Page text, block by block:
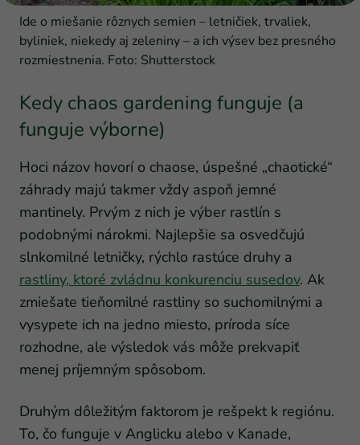
Ide o miešanie rôznych semien – letničiek, trvaliek,
byliniek, niekedy aj zeleniny – a ich výsev bez presného
rozmiestnenia. Foto: Shutterstock
Kedy chaos gardening funguje (a
funguje výborne)
Hoci názov hovorí o chaose, úspešné „chaotické“
záhrady majú takmer vždy aspoň jemné
mantinely. Prvým z nich je výber rastlín s
podobnými nárokmi. Najlepšie sa osvedčujú
slnkomilné letničky, rýchlo rastúce druhy a
rastliny, ktoré zvládnu konkurenciu susedov. Ak
zmiešate tieňomilné rastliny so suchomilnými a
vysypete ich na jedno miesto, príroda síce
rozhodne, ale výsledok vás môže prekvapiť
menej príjemným spôsobom.
Druhým dôležitým faktorom je rešpekt k regiónu.
To, čo funguje v Anglicku alebo v Kanade,